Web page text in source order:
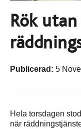
Rök
Publicerad: 5
Hela torsdagen
när